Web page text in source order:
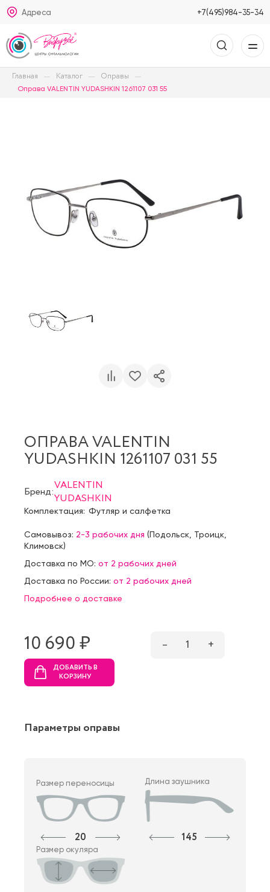
Адреса +7(495)984-35-34
Главная Каталог Оправы
Оправа VALENTIN YUDASHKIN 1261107 031 55
ОПРАВА VALENTIN
YUDASHKIN 1261107 031 55
Бренд:VALENTIN
YUDASHKIN
Комплектация: Футляр и салфетка
Самовывоз: 2-3 рабочих дня (Подольск Троицк
Климовск)
Доставка по МО: от 2 рабочих дней
Доставка по России: от 2 рабочих дней
Подробнее о доставке
10 690 ₷ – 1 +
ДОБАВИТЬ В
КОРЗИНУ
Параметры оправы
Размер переносицы
20
Длина заушника
145
Размер окуляра